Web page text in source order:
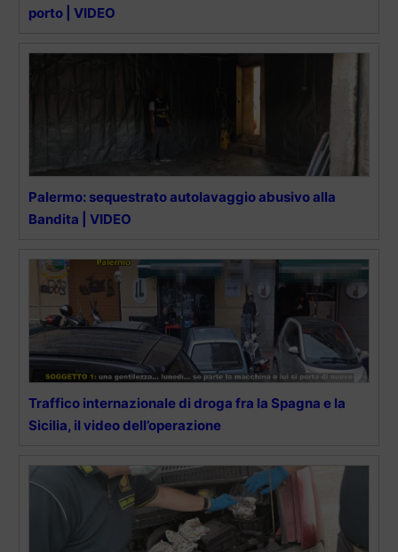
porto | VIDEO
Palermo: sequestrato autolavaggio abusivo alla
Bandita | VIDEO
Traffico internazionale di droga fra la Spagna e la
Sicilia, il video dell’operazione